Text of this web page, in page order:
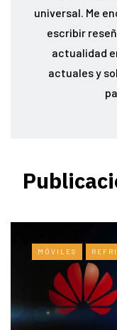
universal. Me
escribir
actualidad
actuales y
MÓVILES